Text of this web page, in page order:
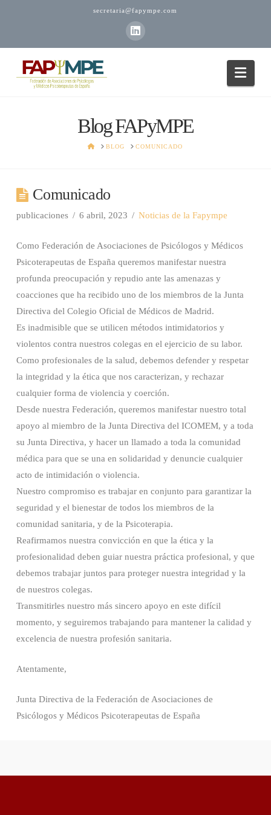
secretaria@fapympe.com
Blog FAPyMPE
CASABLOG COMUNICADO
Comunicado
publicaciones 6 abril, 2023 Noticias de la Fapympe
Como Federación de Asociaciones de Psicólogos y Médicos
Psicoterapeutas de España queremos manifestar nuestra
profunda preocupación y repudio ante las amenazas y
coacciones que ha recibido uno de los miembros de la Junta
Directiva del Colegio Oficial de Médicos de Madrid.
Es inadmisible que se utilicen métodos intimidatorios y
violentos contra nuestros colegas en el ejercicio de su labor.
Como profesionales de la salud, debemos defender y respetar
la integridad y la ética que nos caracterizan, y rechazar
cualquier forma de violencia y coerción.
Desde nuestra Federación, queremos manifestar nuestro total
apoyo al miembro de la Junta Directiva del ICOMEM, y a toda
su Junta Directiva, y hacer un llamado a toda la comunidad
médica para que se una en solidaridad y denuncie cualquier
acto de intimidación o violencia.
Nuestro compromiso es trabajar en conjunto para garantizar la
seguridad y el bienestar de todos los miembros de la
comunidad sanitaria, y de la Psicoterapia.
Reafirmamos nuestra convicción en que la ética y la
profesionalidad deben guiar nuestra práctica profesional, y que
debemos trabajar juntos para proteger nuestra integridad y la
de nuestros colegas.
Transmitirles nuestro más sincero apoyo en este difícil
momento, y seguiremos trabajando para mantener la calidad y
excelencia de nuestra profesión sanitaria.
Atentamente,
Junta Directiva de la Federación de Asociaciones de
Psicólogos y Médicos Psicoterapeutas de España